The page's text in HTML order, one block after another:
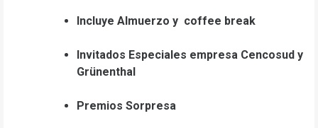
Incluye Almuerzo y coffee break
Invitados Especiales empresa Cencosud y
Grünenthal
Premios Sorpresa